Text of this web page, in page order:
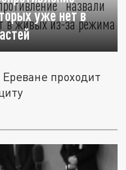
уже нет в
проходит